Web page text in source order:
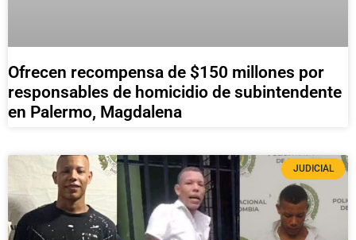
Ofrecen recompensa de $150 millones por
responsables de homicidio de subintendente
en Palermo, Magdalena
JUDICIAL